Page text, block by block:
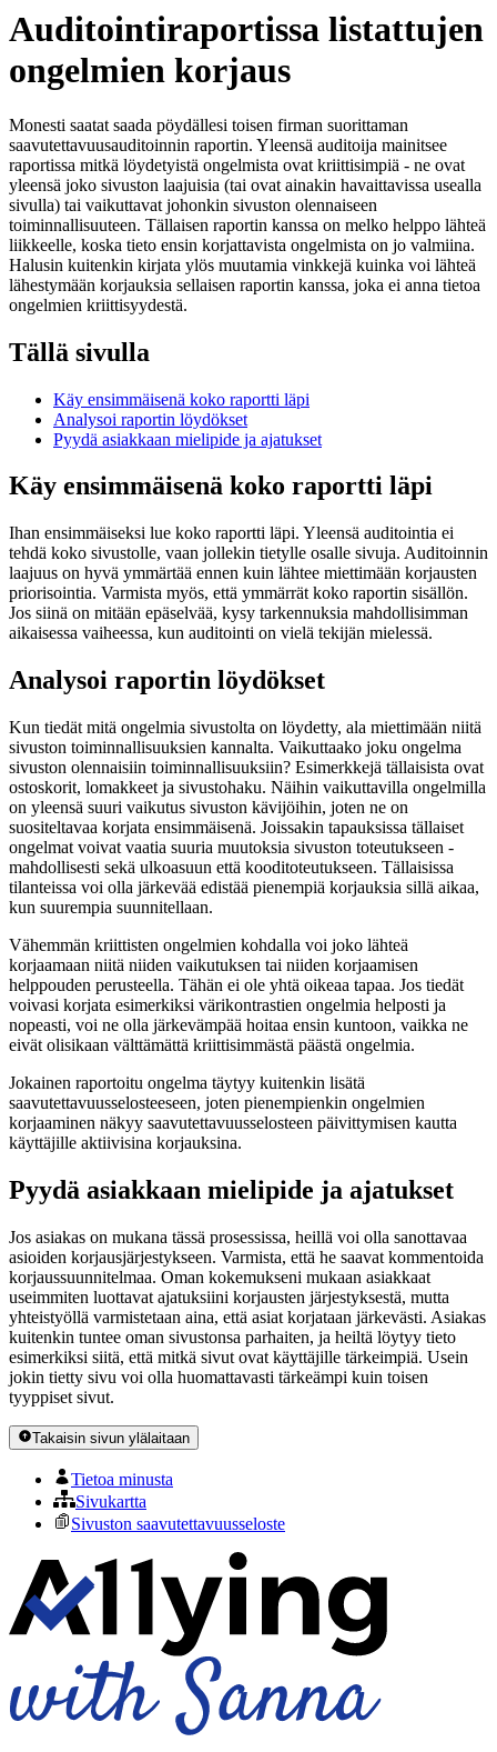
Auditointiraportissa listattujen
ongelmien korjaus
Monesti saatat saada pöydällesi toisen firman suorittaman
saavutettavuusauditoinnin raportin. Yleensä auditoija mainitsee
raportissa mitkä löydetyistä ongelmista ovat kriittisimpiä - ne ovat
yleensä joko sivuston laajuisia (tai ovat ainakin havaittavissa usealla
sivulla) tai vaikuttavat johonkin sivuston olennaiseen
toiminnallisuuteen. Tällaisen raportin kanssa on melko helppo lähteä
liikkeelle, koska tieto ensin korjattavista ongelmista on jo valmiina.
Halusin kuitenkin kirjata ylös muutamia vinkkejä kuinka voi lähteä
lähestymään korjauksia sellaisen raportin kanssa, joka ei anna tietoa
ongelmien kriittisyydestä.
Tällä sivulla
Käy ensimmäisenä koko raportti läpi
Analysoi raportin löydökset
Pyydä asiakkaan mielipide ja ajatukset
Käy ensimmäisenä koko raportti läpi
Ihan ensimmäiseksi lue koko raportti läpi. Yleensä auditointia ei
tehdä koko sivustolle, vaan jollekin tietylle osalle sivuja. Auditoinnin
laajuus on hyvä ymmärtää ennen kuin lähtee miettimään korjausten
priorisointia. Varmista myös, että ymmärrät koko raportin sisällön.
Jos siinä on mitään epäselvää, kysy tarkennuksia mahdollisimman
aikaisessa vaiheessa, kun auditointi on vielä tekijän mielessä.
Analysoi raportin löydökset
Kun tiedät mitä ongelmia sivustolta on löydetty, ala miettimään niitä
sivuston toiminnallisuuksien kannalta. Vaikuttaako joku ongelma
sivuston olennaisiin toiminnallisuuksiin? Esimerkkejä tällaisista ovat
ostoskorit, lomakkeet ja sivustohaku. Näihin vaikuttavilla ongelmilla
on yleensä suuri vaikutus sivuston kävijöihin, joten ne on
suositeltavaa korjata ensimmäisenä. Joissakin tapauksissa tällaiset
ongelmat voivat vaatia suuria muutoksia sivuston toteutukseen -
mahdollisesti sekä ulkoasuun että kooditoteutukseen. Tällaisissa
tilanteissa voi olla järkevää edistää pienempiä korjauksia sillä aikaa,
kun suurempia suunnitellaan.
Vähemmän kriittisten ongelmien kohdalla voi joko lähteä
korjaamaan niitä niiden vaikutuksen tai niiden korjaamisen
helppouden perusteella. Tähän ei ole yhtä oikeaa tapaa. Jos tiedät
voivasi korjata esimerkiksi värikontrastien ongelmia helposti ja
nopeasti, voi ne olla järkevämpää hoitaa ensin kuntoon, vaikka ne
eivät olisikaan välttämättä kriittisimmästä päästä ongelmia.
Jokainen raportoitu ongelma täytyy kuitenkin lisätä
saavutettavuusselosteeseen, joten pienempienkin ongelmien
korjaaminen näkyy saavutettavuusselosteen päivittymisen kautta
käyttäjille aktiivisina korjauksina.
Pyydä asiakkaan mielipide ja ajatukset
Jos asiakas on mukana tässä prosessissa, heillä voi olla sanottavaa
asioiden korjausjärjestykseen. Varmista, että he saavat kommentoida
korjaussuunnitelmaa. Oman kokemukseni mukaan asiakkaat
useimmiten luottavat ajatuksiini korjausten järjestyksestä, mutta
yhteistyöllä varmistetaan aina, että asiat korjataan järkevästi. Asiakas
kuitenkin tuntee oman sivustonsa parhaiten, ja heiltä löytyy tieto
esimerkiksi siitä, että mitkä sivut ovat käyttäjille tärkeimpiä. Usein
jokin tietty sivu voi olla huomattavasti tärkeämpi kuin toisen
tyyppiset sivut.
Takaisin sivun ylälaitaan
Tietoa minusta
Sivukartta
Sivuston saavutettavuusseloste